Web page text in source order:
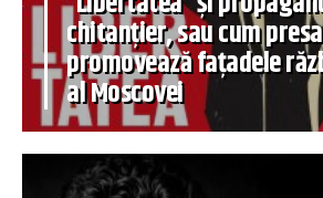
chitanțier, sau cum
promovează fațadele
al Moscovei